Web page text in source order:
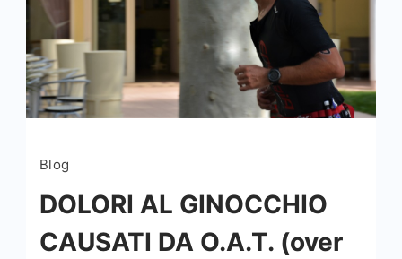
Blog
DOLORI AL GINOCCHIO
CAUSATI DA O.A.T. (over